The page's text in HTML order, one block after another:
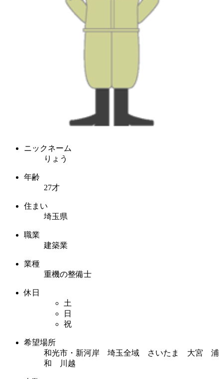
ニックネーム
りょう
年齢
27才
住まい
埼玉県
職業
建築業
業種
重機の整備士
休日
土
日
祝
希望場所
和光市・新河岸 埼玉全域 さいたま 大宮 浦
和 川越